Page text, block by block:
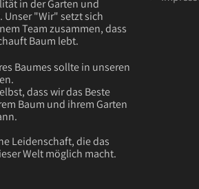
in der Garten und
Unser "Wir" setzt sich
Team zusammen, dass
Baum lebt.
Baumes sollte in unseren
dass wir das Beste
Baum und ihrem Garten
Leidenschaft, die das
Welt möglich macht.